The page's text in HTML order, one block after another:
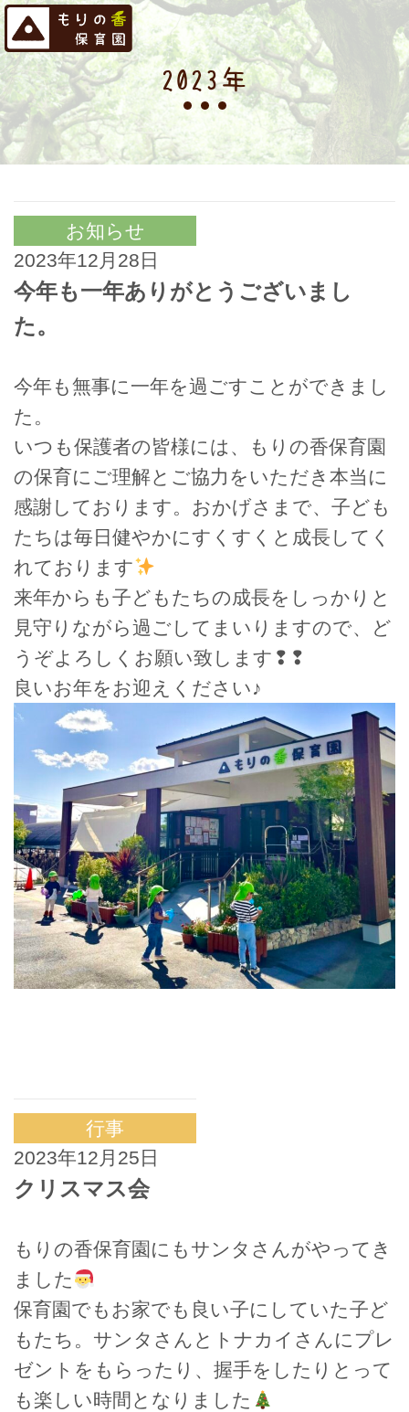
2023年
お知らせ
2023年12月28日
今年も一年ありがとうございまし
た。
今年も無事に一年を過ごすことができまし
た。
いつも保護者の皆様には、もりの香保育園
の保育にご理解とご協力をいただき本当に
感謝しております。おかげさまで、子ども
たちは毎日健やかにすくすくと成長してく
れております
来年からも子どもたちの成長をしっかりと
見守りながら過ごしてまいりますので、ど
うぞよろしくお願い致します❢❢
良いお年をお迎えください♪
行事
2023年12月25日
クリスマス会
もりの香保育園にもサンタさんがやってき
ました
保育園でもお家でも良い子にしていた子ど
もたち。サンタさんとトナカイさんにプレ
ゼントをもらったり、握手をしたりとって
も楽しい時間となりました